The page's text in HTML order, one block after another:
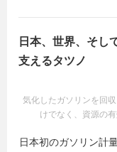
日本、世界、そし
支えるタツノ
気化したガソリンを回
けでなく、資源の
日本初のガソリン計